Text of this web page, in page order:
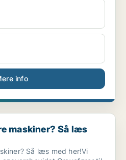
info
Så læs med her!
maskiner? Så læs
Så læs med her!Vi